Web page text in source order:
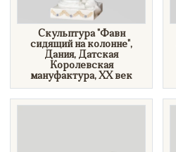
Скульптура "Фавн
сидящий на колонне",
Дания, Датская
Королевская
мануфактура, XX век